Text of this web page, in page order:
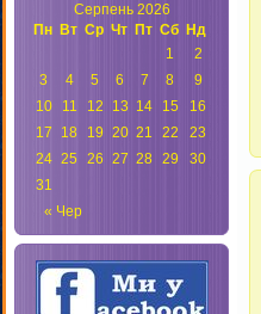
Серпень 2026
Пн
Вт Ср Чт Пт Сб Нд
« Чер
1
2
3
4 5 6 7 8
9
10
11 12 13 14 15
16
17
18 19 20 21 22
23
24 25 26 27 28 29
30
31